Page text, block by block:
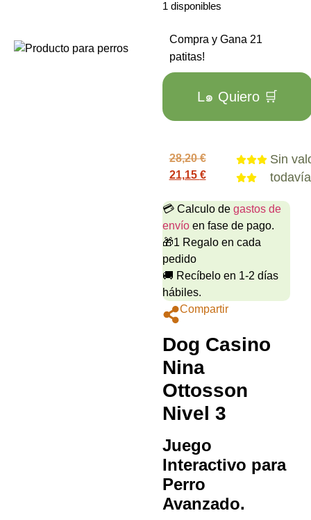
1 disponibles
Compra y Gana 21
patitas!
L๑ Quiero 🛒
28,20€
21,15 €
Sin
todavía
💳 Calculo de gastos de
envíoen fase de pago.
🎁1 Regalo en cada
pedido
🚚 Recíbelo en 1-2 días
hábiles.
Compartir
Dog Casino
Nina
Ottosson
Nivel 3
Juego
Interactivo para
Perro
Avanzado.